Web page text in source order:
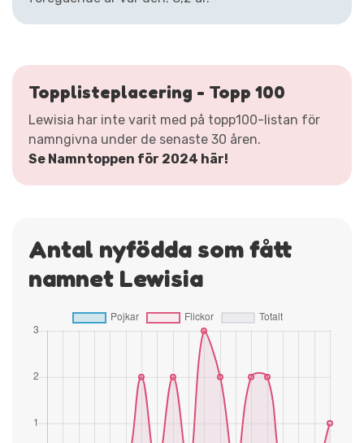
Topplisteplacering - Topp 100
Lewisia har inte varit med på topp100-listan för
namngivna under de senaste 30 åren.
Se Namntoppen för 2024 här!
Antal nyfödda som fått
namnet Lewisia